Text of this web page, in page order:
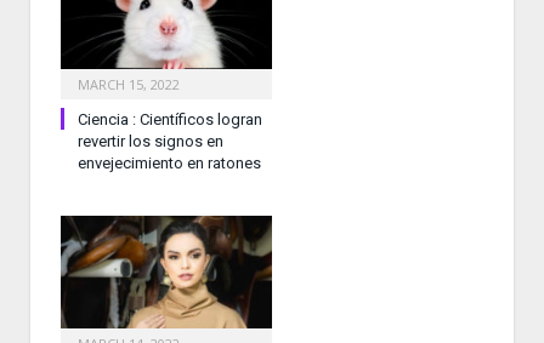
MARCH 15, 2022
Ciencia : Científicos logran
revertir los signos en
envejecimiento en ratones